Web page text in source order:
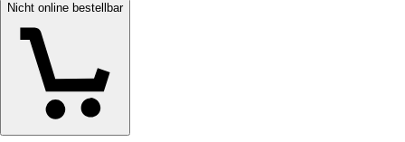
Nicht online bestellbar